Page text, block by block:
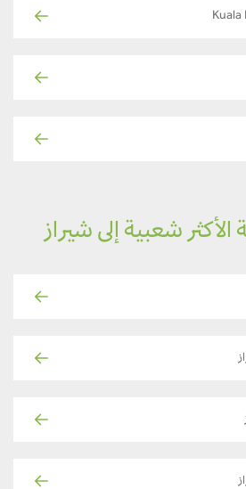
الأكثر شعبية إلى شيراز